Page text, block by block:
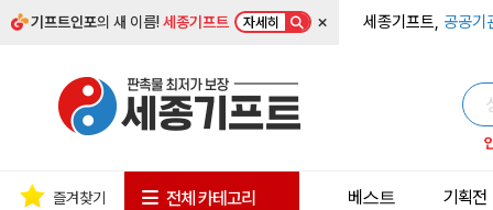
기프트인포의 새 이름!세종기프트 자세히 × 세종기프트, 공공기
즐겨찾기 전체 카테고리
베스트
기획전